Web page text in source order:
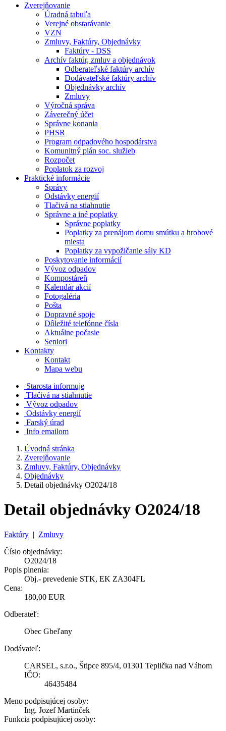
Zverejňovanie
Úradná tabuľa
Verejné obstarávanie
VZN
Zmluvy, Faktúry, Objednávky
Faktúry - DSS
Archív faktúr, zmluv a objednávok
Odberateľské faktúry archív
Dodávateľské faktúry archív
Objednávky archív
Zmluvy
Výročná správa
Záverečný účet
Správne konania
PHSR
Program odpadového hospodárstva
Komunitný plán soc. služieb
Rozpočet
Poplatok za rozvoj
Praktické informácie
Správy
Odstávky energií
Tlačivá na stiahnutie
Správne a iné poplatky
Správne poplatky
Poplatky za prenájom domu smútku a hrobové
miesta
Poplatky za vypožičanie sály KD
Poskytovanie informácií
Vývoz odpadov
Kompostáreň
Kalendár akcií
Fotogaléria
Pošta
Dopravné spoje
Dôležité telefónne čísla
Aktuálne počasie
Seniori
Kontakty
Kontakt
Mapa webu
Starosta informuje
Tlačivá na stiahnutie
Vývoz odpadov
Odstávky energií
Farský úrad
Info emailom
Úvodná stránka
Zverejňovanie
Zmluvy, Faktúry, Objednávky
Objednávky
Detail objednávky O2024/18
Detail objednávky O2024/18
Faktúry | Zmluvy
Číslo objednávky:
O2024/18
Popis plnenia:
Obj.- prevedenie STK, EK ZA304FL
Cena:
180,00 EUR
Odberateľ:
Obec Gbeľany
Dodávateľ:
CARSEL, s.r.o., Štipce 895/4, 01301 Teplička nad Váhom
IČO:
46435484
Meno podpisujúcej osoby:
Ing. Jozef Martinček
Funkcia podpisujúcej osoby: